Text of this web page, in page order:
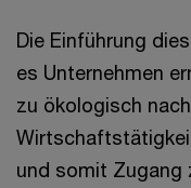
Die Einführung
es Unternehmen
zu ökologisch
und somit Zugang